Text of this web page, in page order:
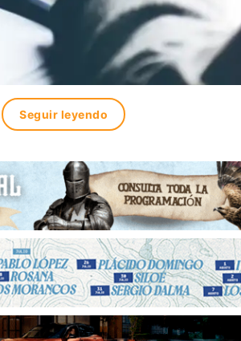
Seguir leyendo